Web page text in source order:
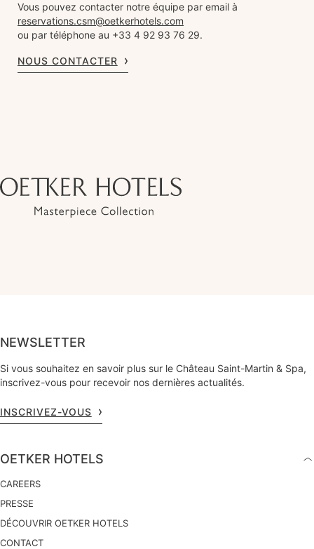
Vous pouvez contacter notre équipe par email à
reservations.csm@oetkerhotels.com
ou par téléphone au +33 4 92 93 76 29.
NOUS CONTACTER
NEWSLETTER
Si vous souhaitez en savoir plus sur le Château Saint-Martin & Spa,
inscrivez-vous pour recevoir nos dernières actualités.
INSCRIVEZ-VOUS
OETKER HOTELS
CAREERS
PRESSE
DÉCOUVRIR OETKER HOTELS
CONTACT